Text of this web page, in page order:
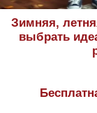
Зимняя,
выбрать